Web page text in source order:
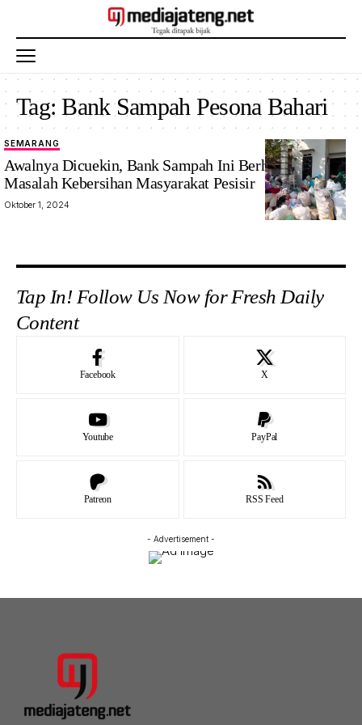
Tag:Bank Sampah Pesona Bahari
SEMARANG
Awalnya Dicuekin, Bank Sampah Ini Berhasil Atasi
Masalah Kebersihan Masyarakat Pesisir
Oktober 1, 2024
Tap In! Follow Us Now for Fresh Daily
Content
Facebook X
Youtube PayPal
Patreon RSS Feed
- Advertisement -